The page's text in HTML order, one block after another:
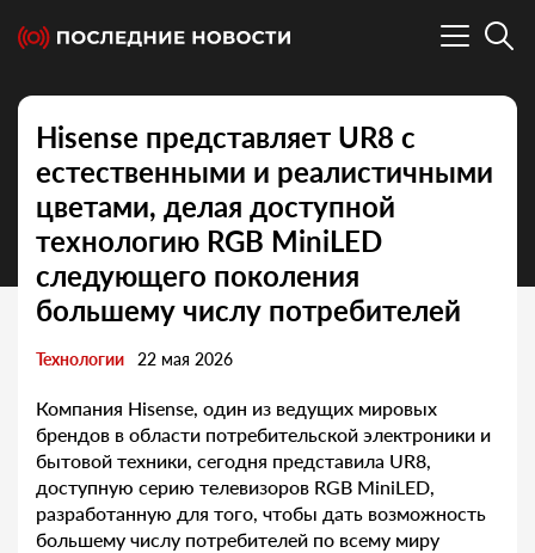
Hisense представляет UR8 с
естественными и реалистичными
цветами, делая доступной
технологию RGB MiniLED
следующего поколения
большему числу потребителей
Технологии 22 мая 2026
Компания Hisense, один из ведущих мировых
брендов в области потребительской электроники и
бытовой техники, сегодня представила UR8,
доступную серию телевизоров RGB MiniLED,
разработанную для того, чтобы дать возможность
большему числу потребителей по всему миру